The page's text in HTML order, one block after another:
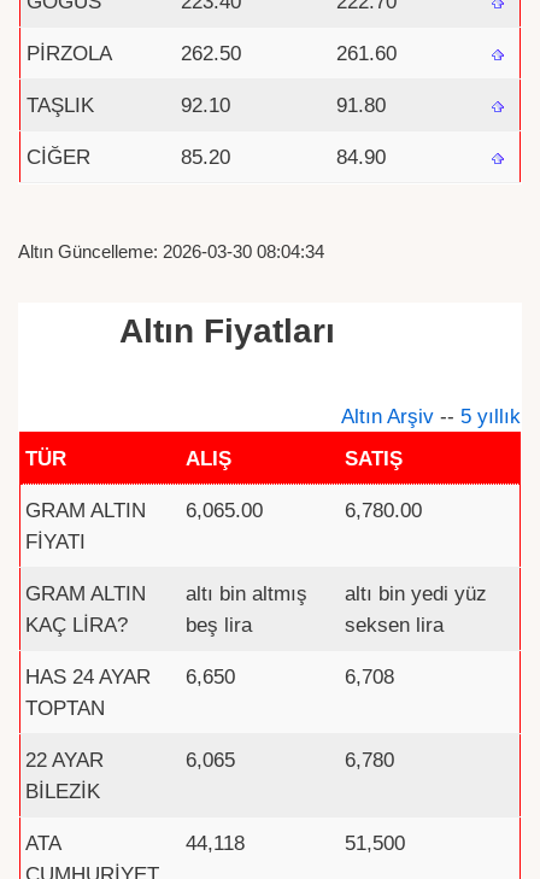
PİRZOLA 262.50 261.60
TAŞLIK 92.10 91.80
CİĞER 85.20 84.90
Altın Güncelleme: 2026-03-30 08:04:34
Altın Fiyatları
Altın Arşiv -- 5 yıllık
TÜR
ALIŞ SATIŞ
GRAM ALTIN
FİYATI
6,065.00 6,780.00
GRAM ALTIN
KAÇ LİRA?
altı bin altmış
beş lira
altı bin yedi yüz
seksen lira
HAS 24 AYAR
TOPTAN
6,650 6,708
22 AYAR
BİLEZİK
6,065 6,780
ATA
CUMHURİYET
44,118 51,500